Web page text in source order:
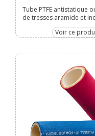
Tube PTFE antistatique
de tresses aramide et
Voir ce